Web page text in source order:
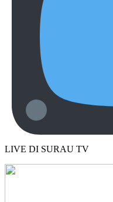
LIVE DI SURAU TV